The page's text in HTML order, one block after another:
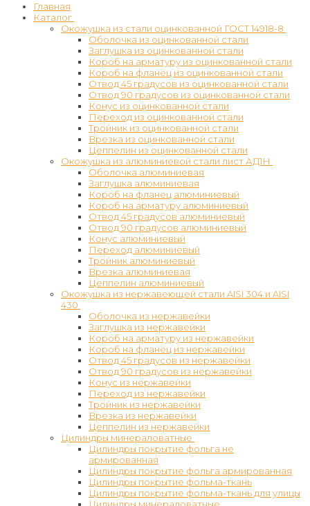
Главная
Каталог
Окожушка из стали оцинкованной ГОСТ 14918-8
Оболочка из оцинкованной стали
Заглушка из оцинкованной стали
Короб на арматуру из оцинкованной стали
Короб на фланец из оцинкованной стали
Отвод 45 градусов из оцинкованной стали
Отвод 90 градусов из оцинкованной стали
Конус из оцинкованной стали
Переход из оцинкованной стали
Тройник из оцинкованной стали
Врезка из оцинкованной стали
Цеппелин из оцинкованной стали
Окожушка из алюминиевой стали лист АД1Н
Оболочка алюминиевая
Заглушка алюминиевая
Короб на фланец алюминиевый
Короб на арматуру алюминиевый
Отвод 45 градусов алюминиевый
Отвод 90 градусов алюминиевый
Конус алюминиевый
Переход алюминиевый
Тройник алюминиевый
Врезка алюминиевая
Цеппелин алюминиевый
Окожушка из нержавеющей стали AISI 304 и AISI
430
Оболочка из нержавейки
Заглушка из нержавейки
Короб на арматуру из нержавейки
Короб на фланец из нержавейки
Отвод 45 градусов из нержавейки
Отвод 90 градусов из нержавейки
Конус из нержавейки
Переход из нержавейки
Тройник из нержавейки
Врезка из нержавейки
Цеппелин из нержавейки
Цилиндры минераловатные
Цилиндры покрытие фольга не
армированная
Цилиндры покрытие фольга армированная
Цилиндры покрытие фольма-ткань
Цилиндры покрытие фольма-ткань для улицы